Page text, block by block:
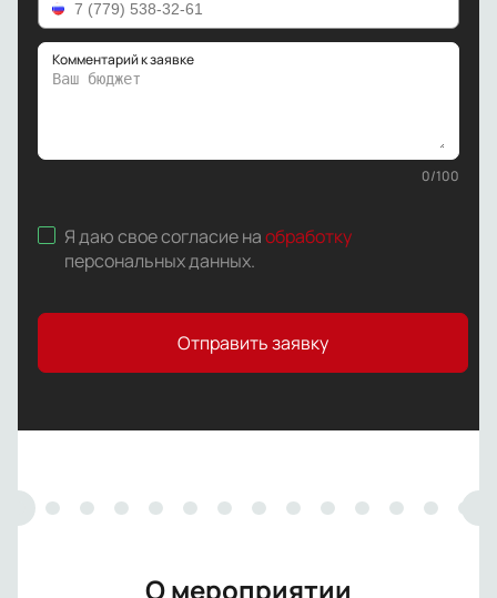
Комментарий к заявке
0/100
Я даю свое согласие наобработку
персональных данных.
Отправить заявку
О мероприятии